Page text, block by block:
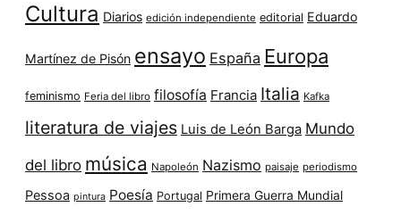
Cultura Diarios edición independiente editorial Eduardo
Martínez de Pisón ensayo España Europa
feminismo Feria del libro filosofía Francia Italia Kafka
literatura de viajes Luis de León Barga Mundo
del libro música Napoleón Nazismo paisaje periodismo
Pessoa pintura Poesía Portugal Primera Guerra Mundial